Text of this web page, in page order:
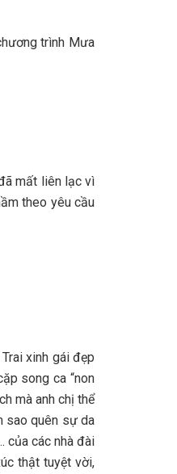
trình Mưa
mất liên lạc vì
theo yêu cầu
xinh gái đẹp
song ca “non
mà anh chị thể
sao quên sự da
của các nhà đài
thật tuyệt vời,